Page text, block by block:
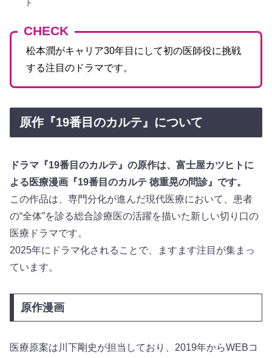
ト
CHECK
松本潤がキャリア30年目にして初の医師役に挑戦
する注目のドラマです。
原作『19番目のカルテ』について
ドラマ『19番目のカルテ』の原作は、富士屋カツヒトに
よる医療漫画『19番目のカルテ 徳重晃の問診』です。
この作品は、専門分化が進んだ現代医療において、患者
の“全体”を診る総合診療医の活躍を描いた新しい切り口の
医療ドラマです。
2025年にドラマ化されることで、ますます注目が集まっ
ています。
原作漫画
医療原案は川下剛史が担当しており、2019年からWEBコ